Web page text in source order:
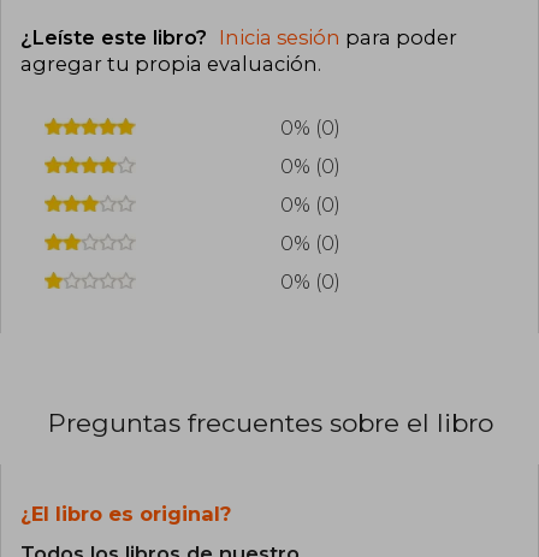
¿Leíste este libro? Inicia sesión para poder
agregar tu propia evaluación.
0% (0)
0% (0)
0% (0)
0% (0)
0% (0)
Preguntas frecuentes sobre el libro
¿El libro es original?